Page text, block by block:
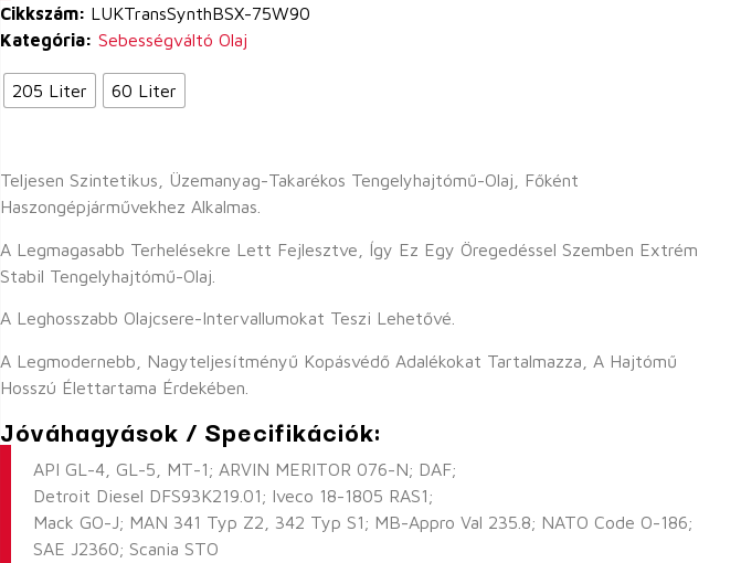
Cikkszám: LUKTransSynthBSX-75W90
Kategória: Sebességváltó Olaj
205 Liter 60 Liter
Teljesen Szintetikus, Üzemanyag-Takarékos Tengelyhajtómű-Olaj, Főként
Haszongépjárművekhez Alkalmas.
A Legmagasabb Terhelésekre Lett Fejlesztve, Így Ez Egy Öregedéssel Szemben Extrém
Stabil Tengelyhajtómű-Olaj.
A Leghosszabb Olajcsere-Intervallumokat Teszi Lehetővé.
A Legmodernebb, Nagyteljesítményű Kopásvédő Adalékokat Tartalmazza, A Hajtómű
Hosszú Élettartama Érdekében.
Jóváhagyások / Specifikációk:
API GL-4, GL-5, MT-1; ARVIN MERITOR 076-N; DAF;
Detroit Diesel DFS93K219.01; Iveco 18-1805 RAS1;
Mack GO-J; MAN 341 Typ Z2, 342 Typ S1; MB-Appro Val 235.8; NATO Code O-186;
SAE J2360; Scania STO